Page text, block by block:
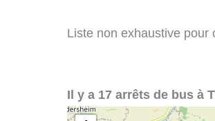
Liste non exhaustive pour
Il y a 17 arrêts de bus à